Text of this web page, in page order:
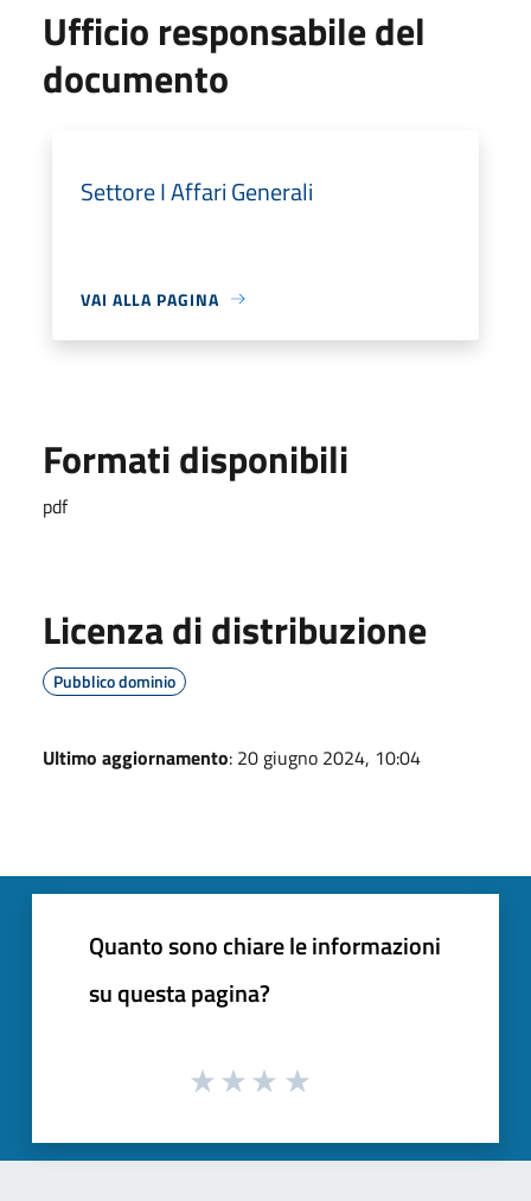
Ufficio responsabile del
documento
Settore I Affari Generali
VAI ALLA PAGINA
Formati disponibili
pdf
Licenza di distribuzione
Pubblico dominio
Ultimo aggiornamento: 20 giugno 2024, 10:04
Quanto sono chiare le informazioni
su questa pagina?